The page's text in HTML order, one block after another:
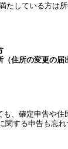
たしている方は
住所の変更の届
確定申告や住
関する申告も忘